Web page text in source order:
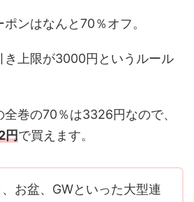
ンはなんと70％オフ。
き上限が3000円というルール
巻の70％は3326円なので、
円で買えます。
お盆、GWといった大型連